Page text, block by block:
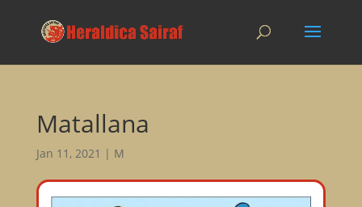
Matallana
Jan 11, 2021 | M